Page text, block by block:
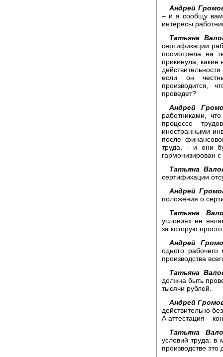
Андрей
– и я сообщу вам
интересы
Татьяна
сертификации
посмотрела на
прикинула, какие
если он
производится,
проведет?
Андрей
работниками,
процессе
иностранными
после
труда, - и они
гармонизирован
Татьяна
сертификации
Андрей
положения о
Татьяна
условиях не
за которую
Андрей
одного рабочего
производства
Татьяна
должна быть
тысячи рублей.
Андрей
действительно
А аттестация –
Татьяна
условий труда: в
производстве это